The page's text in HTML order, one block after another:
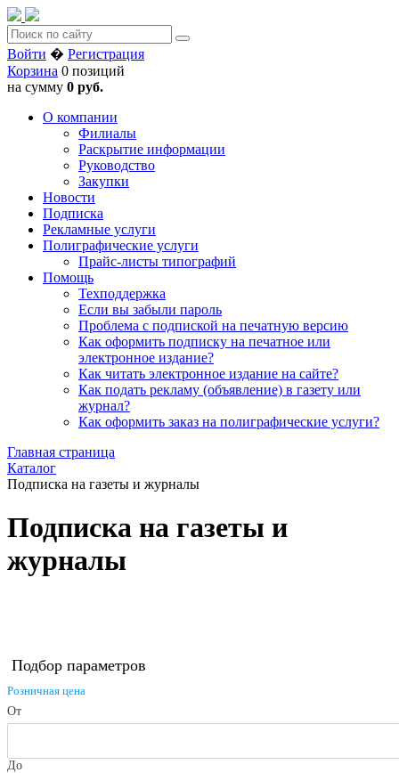
Войти � Регистрация
Корзина 0 позиций
на сумму 0 руб.
О компании
Филиалы
Раскрытие информации
Руководство
Закупки
Новости
Подписка
Рекламные услуги
Полиграфические услуги
Прайс-листы типографий
Помощь
Техподдержка
Если вы забыли пароль
Проблема с подпиской на печатную версию
Как оформить подписку на печатное или
электронное издание?
Как читать электронное издание на сайте?
Как подать рекламу (объявление) в газету или
журнал?
Как оформить заказ на полиграфические уcлуги?
Главная страница
Каталог
Подписка на газеты и журналы
Подписка на газеты и
журналы
Подбор параметров
Розничная цена
От
До